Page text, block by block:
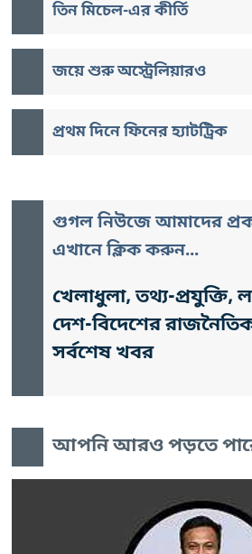
তিন মিচেল-এর কীর্তি
জয়ে শুরু অস্ট্রেলিয়ারও
প্রথম দিনে ফিনের হ্যাটট্রিক
গুগল নিউজে আমাদের
এখানে ক্লিক করুন...
খেলাধুলা, তথ্য-প্রযুক্তি,
দেশ-বিদেশের
সর্বশেষ খবর
আপনি আরও পড়তে